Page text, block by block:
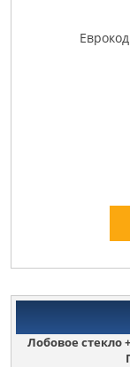
Лобовое стекло